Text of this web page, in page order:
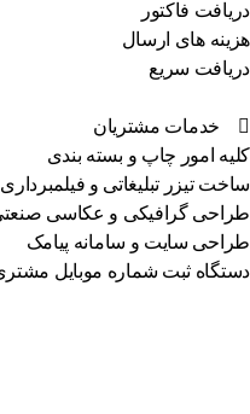
فاکتور
های ارسال
سریع
خدمات مشتریان
امور چاپ و بسته بندی
تیزر تبلیغاتی و فیلمبرداری
گرافیکی و عکاسی صنعتی
سایت و سامانه پیامک
ثبت شماره موبایل مشتری